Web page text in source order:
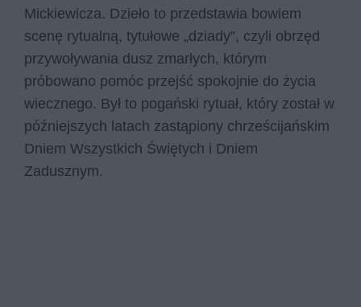
Mickiewicza. Dzieło to przedstawia bowiem
scenę rytualną, tytułowe „dziady”, czyli obrzęd
przywoływania dusz zmarłych, którym
próbowano pomóc przejść spokojnie do życia
wiecznego. Był to pogański rytuał, który został w
późniejszych latach zastąpiony chrześcijańskim
Dniem Wszystkich Świętych i Dniem
Zadusznym.